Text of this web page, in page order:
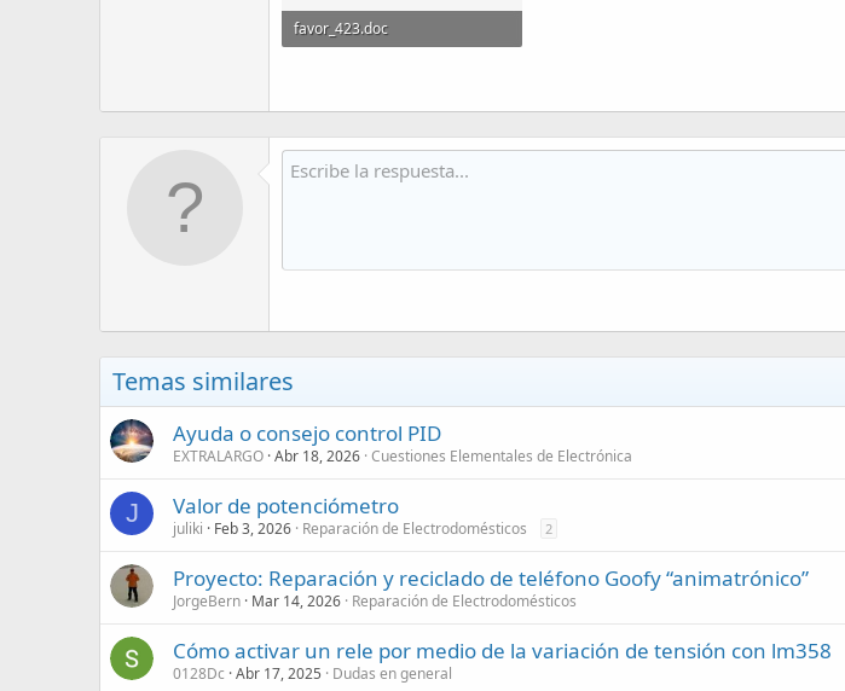
favor_423.doc
Temas similares
Ayuda o consejo control PID
EXTRALARGO Abr 18, 2026 Cuestiones Elementales de Electrónica
J Valor de potenciómetro
juliki Feb 3, 2026 Reparación de Electrodomésticos 2
Proyecto: Reparación y reciclado de teléfono Goofy “animatrónico”
JorgeBern Mar 14, 2026 Reparación de Electrodomésticos
Cómo activar un rele por medio de la variación de tensión con lm358
0128Dc Abr 17, 2025 Dudas en general